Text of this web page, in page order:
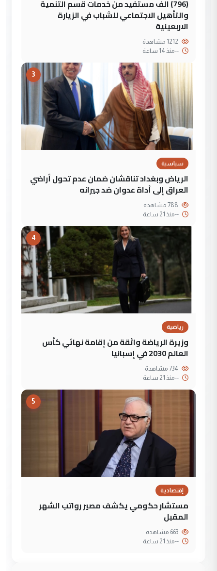
(796) الف مستفيد من خدمات قسم التنمية
والتأهيل الاجتماعي للشباب في الزيارة
الاربعينية
--منذ 14 ساعة
3
سياسية
الرياض وبغداد تناقشان ضمان عدم تحول أراضي
العراق إلى أداة عدوان ضد جيرانه
--منذ 21 ساعة
4
رياضية
وزيرة الرياضة واثقة من إقامة نهائي كأس
العالم 2030 في إسبانيا
--منذ 21 ساعة
5
إقتصادية
مستشار حكومي يكشف مصير رواتب الشهر
المقبل
--منذ 21 ساعة